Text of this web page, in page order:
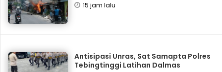
15 jam lalu
Antisipasi Unras, Sat Samapta Polres
Tebingtinggi Latihan Dalmas